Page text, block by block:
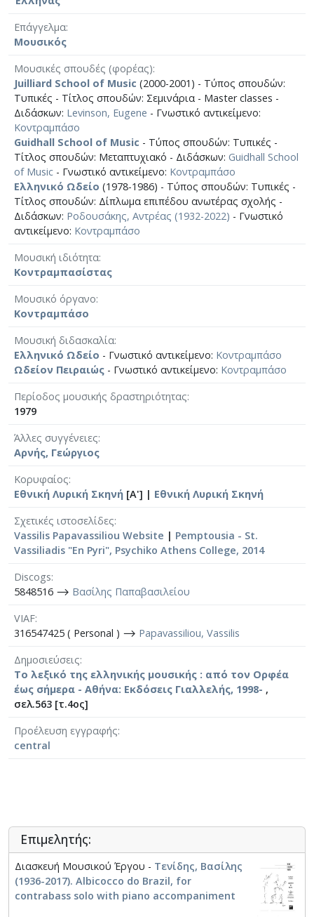
Επάγγελμα
Μουσικός
Μουσικές σπουδές (φορέας)
Juilliard School of Music (2000-2001) - Τύπος σπουδών:
Τυπικές - Τίτλος σπουδών: Σεμινάρια - Master classes -
Διδάσκων: Levinson, Eugene - Γνωστικό αντικείμενο:
Κοντραμπάσο
Guidhall School of Music - Τύπος σπουδών: Τυπικές -
Τίτλος σπουδών: Μεταπτυχιακό - Διδάσκων: Guidhall School
of Music - Γνωστικό αντικείμενο: Κοντραμπάσο
Ελληνικό Ωδείο (1978-1986) - Τύπος σπουδών: Τυπικές -
Τίτλος σπουδών: Δίπλωμα επιπέδου ανωτέρας σχολής -
Διδάσκων: Ροδουσάκης, Αντρέας (1932-2022) - Γνωστικό
αντικείμενο: Κοντραμπάσο
Μουσική ιδιότητα
Κοντραμπασίστας
Μουσικό όργανο
Κοντραμπάσο
Μουσική διδασκαλία
Ελληνικό Ωδείο - Γνωστικό αντικείμενο: Κοντραμπάσο
Ωδείον Πειραιώς - Γνωστικό αντικείμενο: Κοντραμπάσο
Περίοδος μουσικής δραστηριότητας
1979
Άλλες συγγένειες
Αρνής, Γεώργιος
Κορυφαίος
Εθνική Λυρική Σκηνή [Α'] | Εθνική Λυρική Σκηνή
Σχετικές ιστοσελίδες
Vassilis Papavassiliou Website | Pemptousia - St.
Vassiliadis "En Pyri", Psychiko Athens College, 2014
Discogs
5848516 ⟶ Βασίλης Παπαβασιλείου
VIAF
316547425 ( Personal ) ⟶ Papavassiliou, Vassilis
Δημοσιεύσεις
Το λεξικό της ελληνικής μουσικής : από τον Ορφέα
έως σήμερα - Αθήνα: Εκδόσεις Γιαλλελής, 1998- ,
σελ.563 [τ.4ος]
Προέλευση εγγραφής
central
Επιμελητής:
Διασκευή Μουσικού Έργου - Τενίδης, Βασίλης
(1936-2017). Albicocco do Brazil, for
contrabass solo with piano accompaniment